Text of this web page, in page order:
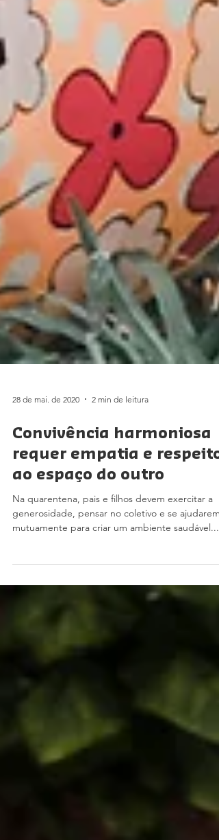
28 de mai. de 2020 2 min de leitura
Convivência harmoniosa
requer empatia e respeito
ao espaço do outro
generosidade, pensar no coletivo e se ajudarem